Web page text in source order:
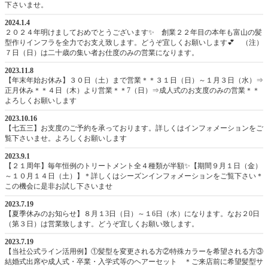
下さいませ。
2024.1.4
２０２４年明けましておめでとうございます✨ 創業２２年目の本年も富山の髪
型作りインフラを全力でお支え致します。どうぞ宜しくお願いします💕 （注）
７日（日）は二十歳の集い者お仕度のみの営業になります。
2023.11.8
【年末年始お休み】３０日（土）まで営業＊＊３１日（日）～１月３日（水）⇒
正月休み＊＊４日（木）より営業＊＊7（日）⇒成人式のお支度のみの営業＊＊
よろしくお願いします
2023.10.16
【七五三】お支度のご予約を承っております。詳しくはインフォメーションをご
覧下さいませ。よろしくお願いします
2023.9.1
【２１周年】毎年恒例のトリートメント全４種類が半額✨【期間９月１日（金）
～１０月１４日（土）】＊詳しくはシーズンインフォメーションをご覧下さい＊
この機会に是非お試し下さいませ
2023.7.19
【夏季休みのお知らせ】８月１3日（日）～１6日（水）になります。なお２0日
（第３日）は営業致します。どうぞ宜しくお願い致します。
2023.7.19
【当社公式ライン活用例】①髪型を変更される方②特殊カラーを希望される方③
結婚式出席や成人式・卒業・入学式等のヘアーセット ＊ご来店前に希望髪型サ